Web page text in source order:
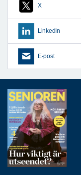
X
LinkedIn
E-post